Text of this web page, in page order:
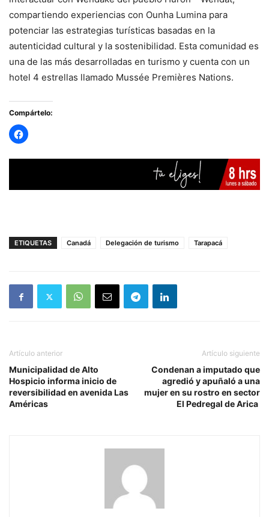
compartiendo experiencias con Ounha Lumina para
potenciar las estrategias turísticas basadas en la
autenticidad cultural y la sostenibilidad. Esta comunidad es
una de las más desarrolladas en turismo y cuenta con un
hotel 4 estrellas llamado Mussée Premières Nations.
Compártelo:
ETIQUETAS Canadá Delegación de turismo Tarapacá
Artículo anterior
Municipalidad de Alto
Hospicio informa inicio de
reversibilidad en avenida Las
Américas
Artículo siguiente
Condenan a imputado que
agredió y apuñaló a una
mujer en su rostro en sector
El Pedregal de Arica